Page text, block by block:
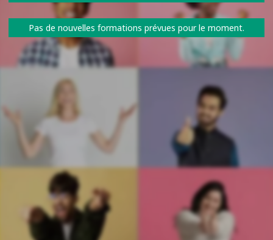
Pas de nouvelles formations prévues pour le moment.